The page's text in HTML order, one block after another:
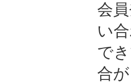
会
い
で
合